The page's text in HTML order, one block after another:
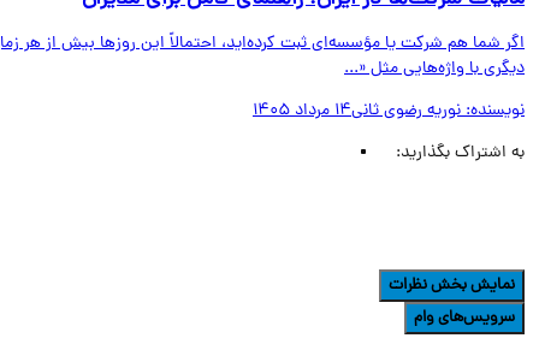
شما هم شرکت یا مؤسسه‌ای ثبت کرده‌اید، احتمالاً این روزها بیش از هر زمان
با واژه‌هایی مثل «...
نوریه رضوی ثانی14 مرداد 1405
اشتراک بگذارید:
بخش نظرات
وام